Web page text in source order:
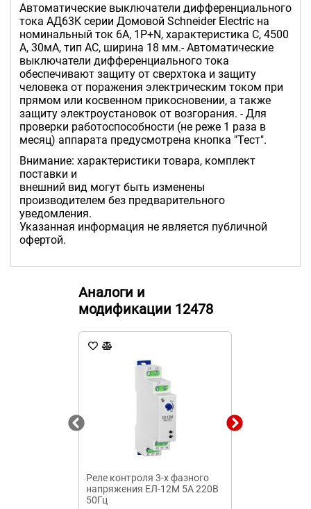
Автоматические выключатели дифференциального
тока АД63K серии Домовой Schneider Electric на
номинальный ток 6А, 1P+N, характеристика C, 4500
A, 30мА, тип AC, ширина 18 мм.- Автоматические
выключатели дифференциального тока
обеспечивают защиту от сверхтока и защиту
человека от поражения электрическим током при
прямом или косвенном прикосновении, а также
защиту электроустановок от возгорания. - Для
проверки работоспособности (не реже 1 раза в
месяц) аппарата предусмотрена кнопка "Тест".
Внимание: характеристики товара, комплект
поставки и
внешний вид могут быть изменены
производителем без предварительного
уведомления.
Указанная информация не является публичной
офертой.
Аналоги и
модификации 12478
Реле контроля 3-х фазного
напряжения ЕЛ-12М 5А 220В
50Гц